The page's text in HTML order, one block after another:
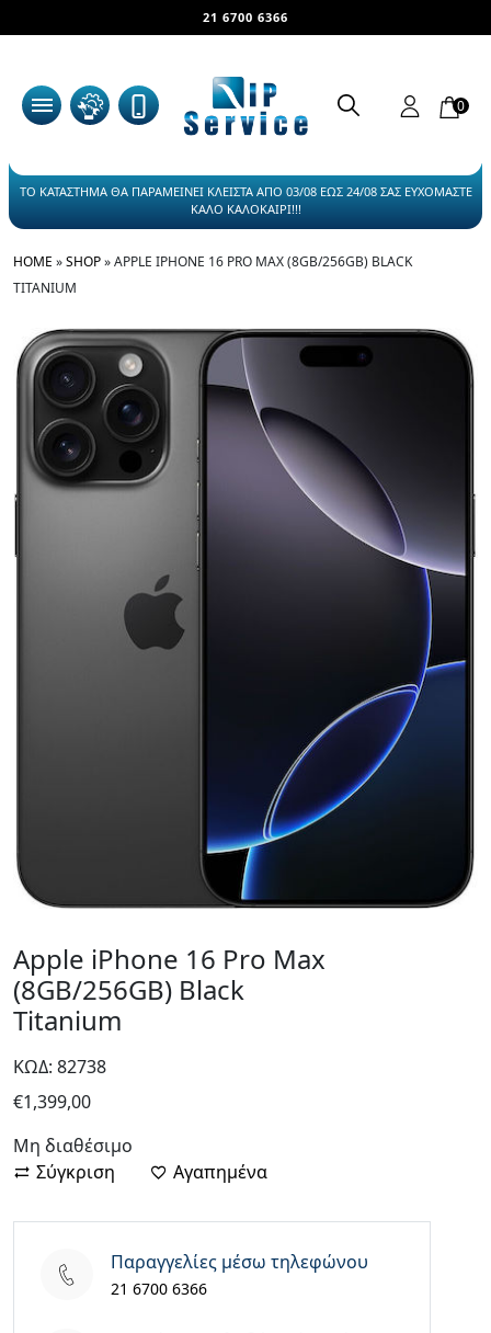
21 6700 6366
0
ΤΟ ΚΑΤΑΣΤΗΜΑ ΘΑ ΠΑΡΑΜΕΙΝΕΙ ΚΛΕΙΣΤΑ ΑΠΟ 03/08 ΕΩΣ 24/08 ΣΑΣ ΕΥΧΟΜΑΣΤΕ
ΚΑΛΟ ΚΑΛΟΚΑΙΡΙ!!!
HOME »SHOP»APPLE IPHONE 16 PRO MAX (8GB/256GB) BLACK
TITANIUM
Apple iPhone 16 Pro Max
(8GB/256GB) Black
Titanium
ΚΩΔ: 82738
€1,399,00
Μη διαθέσιμο
Σύγκριση
Αγαπημένα
Παραγγελίες μέσω τηλεφώνου
21 6700 6366